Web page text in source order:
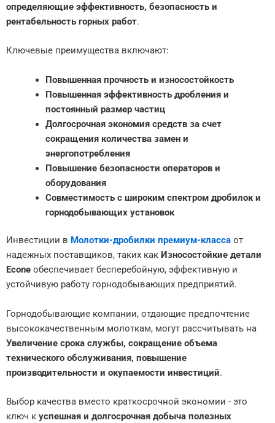
определяющие эффективность, безопасность и
рентабельность горных работ.
Ключевые преимущества включают:
Повышенная прочность и износостойкость
Повышенная эффективность дробления и
постоянный размер частиц
Долгосрочная экономия средств за счет
сокращения количества замен и
энергопотребления
Повышение безопасности операторов и
оборудования
Совместимость с широким спектром дробилок и
горнодобывающих установок
Инвестиции в Молотки-дробилки премиум-класса от
надежных поставщиков, таких как Износостойкие детали
Econe обеспечивает бесперебойную, эффективную и
устойчивую работу горнодобывающих предприятий.
Горнодобывающие компании, отдающие предпочтение
высококачественным молоткам, могут рассчитывать на
Увеличение срока службы, сокращение объема
технического обслуживания, повышение
производительности и окупаемости инвестиций.
Выбор качества вместо краткосрочной экономии - это
ключ к успешная и долгосрочная добыча полезных